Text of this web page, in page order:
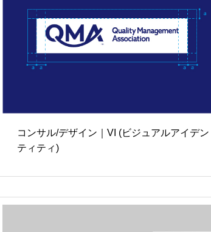
コンサル/デザイン｜VI (ビジュアルアイデン
ティティ)